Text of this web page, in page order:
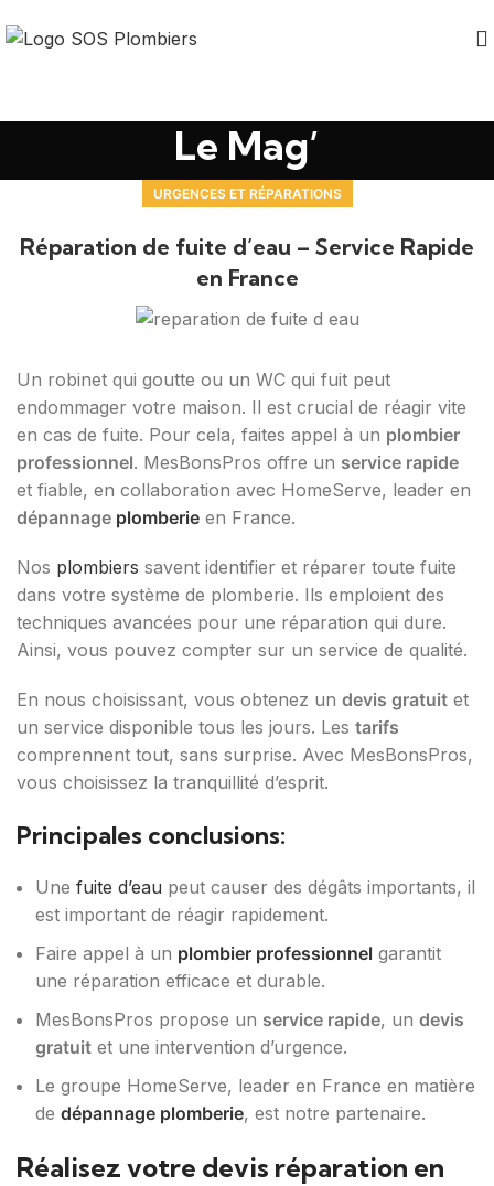
Le Mag’
URGENCES ET RÉPARATIONS
Réparation de fuite d’eau – Service Rapide
en France
Un robinet qui goutte ou un WC qui fuit peut
endommager votre maison. Il est crucial de réagir vite
en cas de fuite. Pour cela, faites appel à un plombier
professionnel. MesBonsPros offre un service rapide
et fiable, en collaboration avec HomeServe, leader en
dépannage plomberie en France.
Nos plombiers savent identifier et réparer toute fuite
dans votre système de plomberie. Ils emploient des
techniques avancées pour une réparation qui dure.
Ainsi, vous pouvez compter sur un service de qualité.
En nous choisissant, vous obtenez un devis gratuit et
un service disponible tous les jours. Les tarifs
comprennent tout, sans surprise. Avec MesBonsPros,
vous choisissez la tranquillité d’esprit.
Principales conclusions:
Une fuite d’eau peut causer des dégâts importants, il
est important de réagir rapidement.
Faire appel à un plombier professionnel garantit
une réparation efficace et durable.
MesBonsPros propose un service rapide, un devis
gratuit et une intervention d’urgence.
Le groupe HomeServe, leader en France en matière
de dépannage plomberie, est notre partenaire.
Réalisez votre devis réparation en